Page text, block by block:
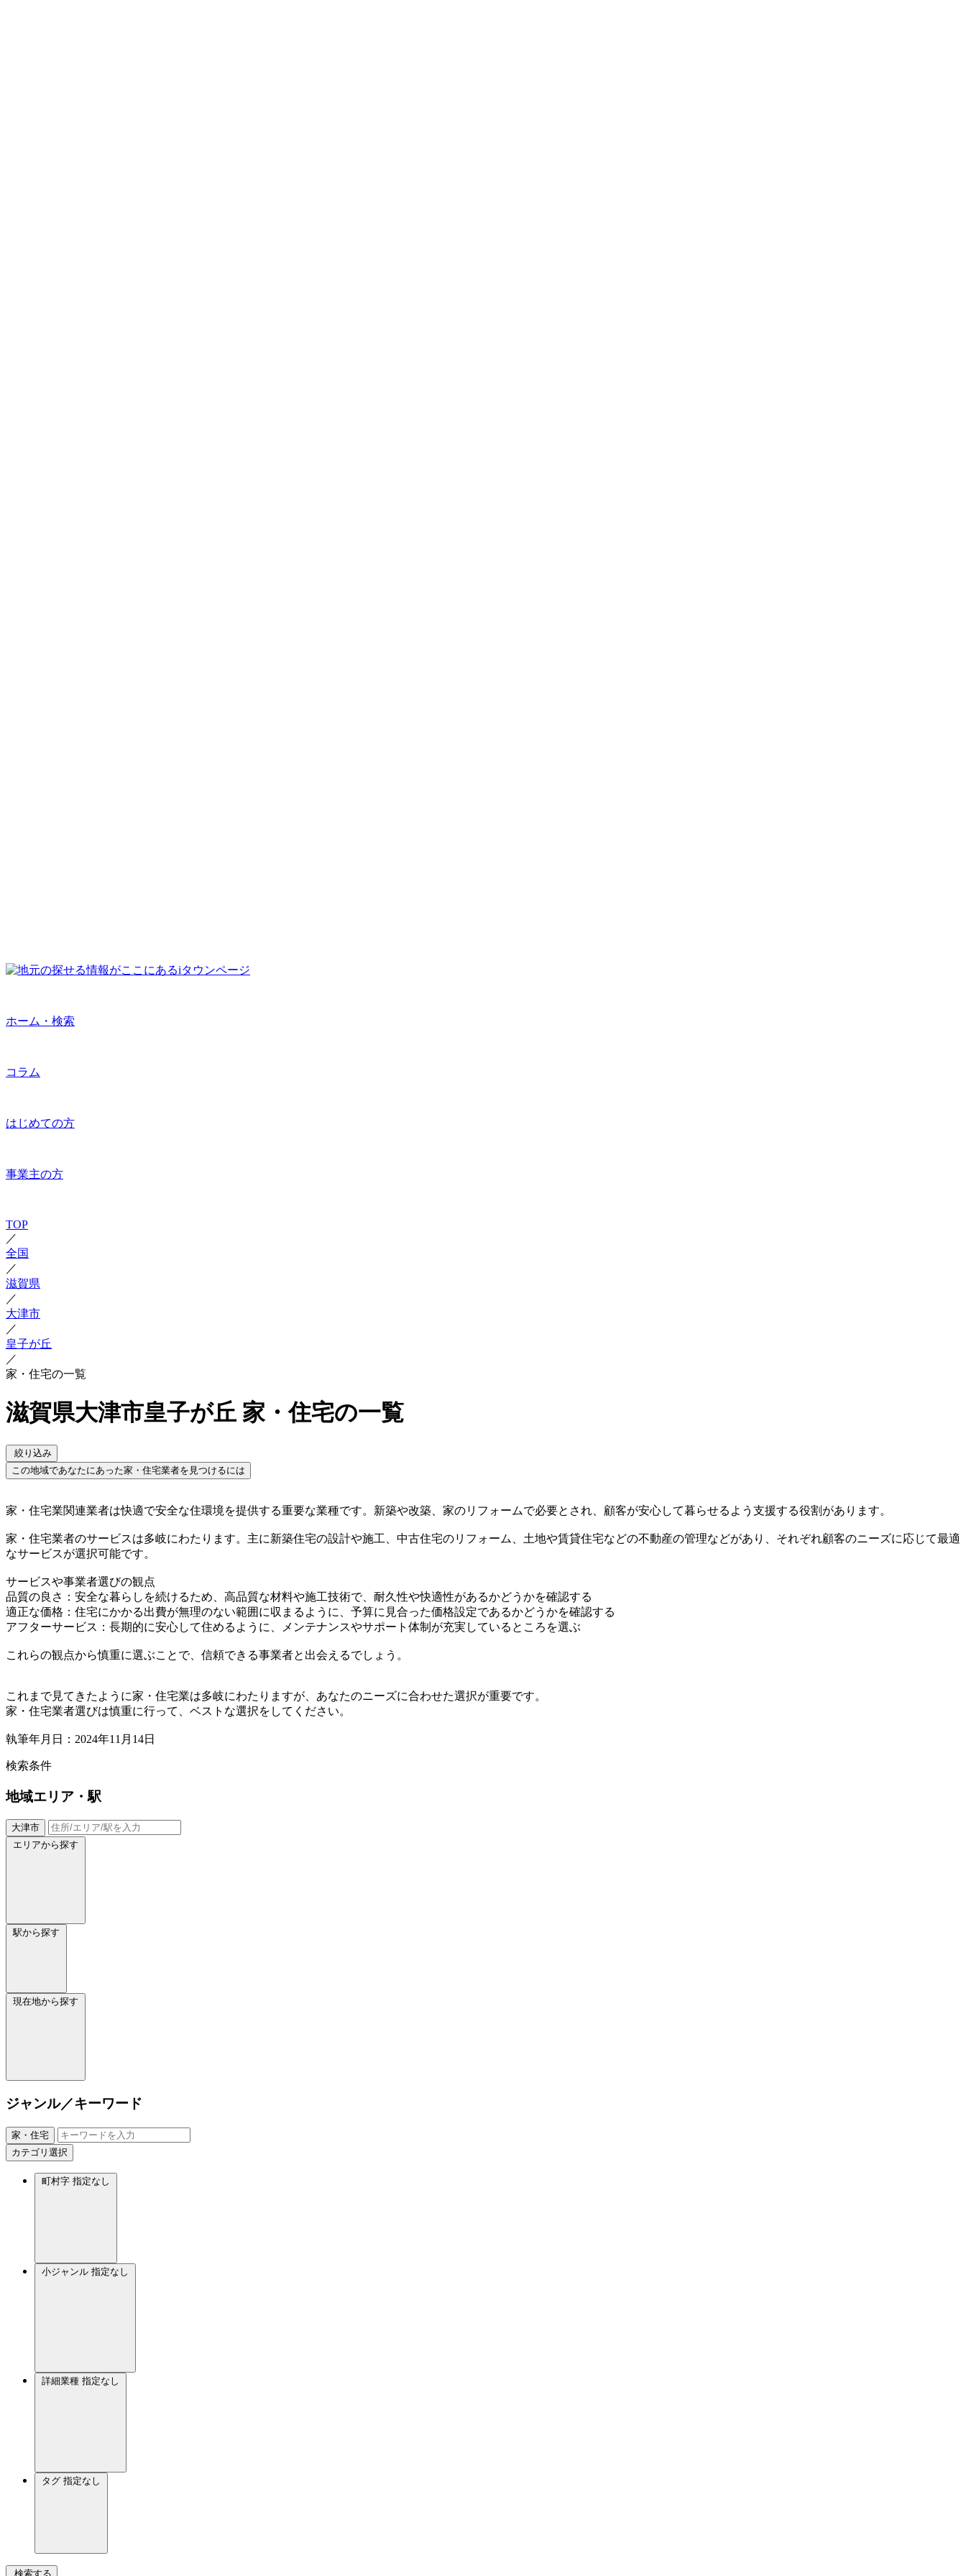
ホーム・検索
コラム
はじめての方
事業主の方
TOP
／
全国
／
滋賀県
／
大津市
／
皇子が丘
／
家・住宅の一覧
滋賀県大津市皇子が丘 家・住宅の一覧
絞り込み
この地域であなたにあった家・住宅業者を見つけるには
家・住宅業関連業者は快適で安全な住環境を提供する重要な業種です。新築や改築、家のリフォームで必要とされ、顧客が安心して暮らせるよう支援する役割があります。
家・住宅業者のサービスは多岐にわたります。主に新築住宅の設計や施工、中古住宅のリフォーム、土地や賃貸住宅などの不動産の管理などがあり、それぞれ顧客のニーズに応じて最適
なサービスが選択可能です。
サービスや事業者選びの観点
品質の良さ：安全な暮らしを続けるため、高品質な材料や施工技術で、耐久性や快適性があるかどうかを確認する
適正な価格：住宅にかかる出費が無理のない範囲に収まるように、予算に見合った価格設定であるかどうかを確認する
アフターサービス：長期的に安心して住めるように、メンテナンスやサポート体制が充実しているところを選ぶ
これらの観点から慎重に選ぶことで、信頼できる事業者と出会えるでしょう。
これまで見てきたように家・住宅業は多岐にわたりますが、あなたのニーズに合わせた選択が重要です。
家・住宅業者選びは慎重に行って、ベストな選択をしてください。
執筆年月日：2024年11月14日
検索条件
地域エリア・駅
大津市
エリアから探す
駅から探す
現在地から探す
ジャンル／キーワード
家・住宅
カテゴリ選択
町村字 指定なし
小ジャンル 指定なし
詳細業種 指定なし
タグ 指定なし
検索する